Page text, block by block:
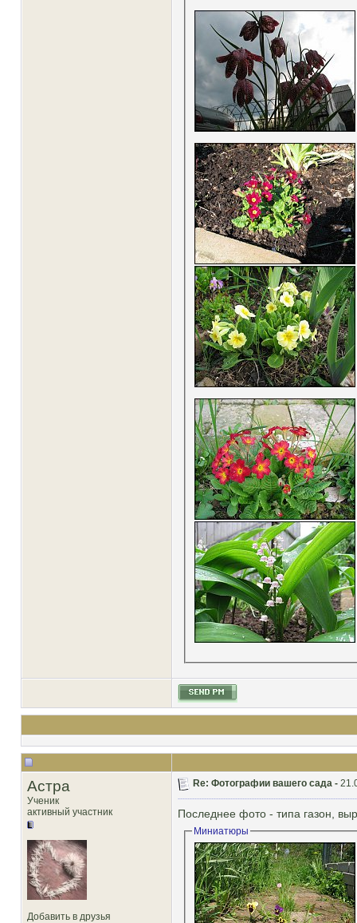
Астра
Ученик
активный участник
Добавить в друзья
Re: Фотографии вашего сада -
Последнее фото - типа газон,
Миниатюры